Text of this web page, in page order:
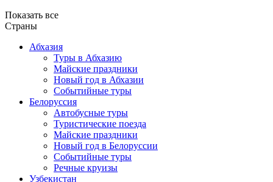
Показать все
Страны
Абхазия
Туры в Абхазию
Майские праздники
Новый год в Абхазии
Событийные туры
Белоруссия
Автобусные туры
Туристические поезда
Майские праздники
Новый год в Белоруссии
Событийные туры
Речные круизы
Узбекистан